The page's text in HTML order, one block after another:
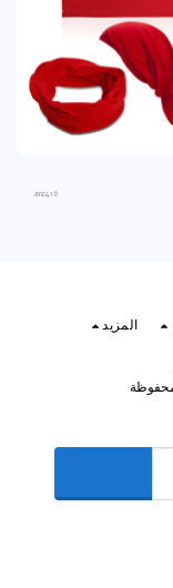
an2416
المزيد